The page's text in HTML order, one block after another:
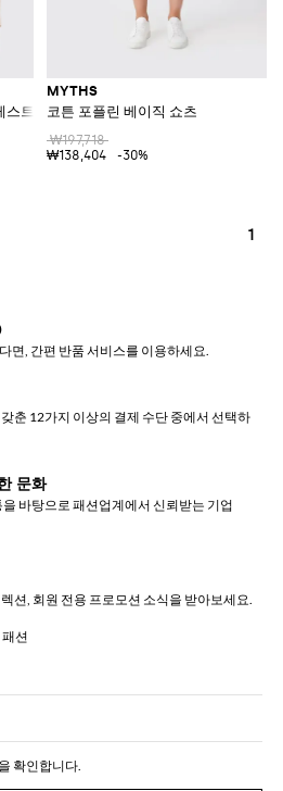
스트 블레이저
MYTHS
코튼 포플린 베이직 쇼츠
₩197,718
₩138,404
-30%
1
면, 간편 반품 서비스를 이용하세요.
춘 12가지 이상의 결제 수단 중에서 선택하
문화
바탕으로 패션업계에서 신뢰받는 기업
션, 회원 전용 프로모션 소식을 받아보세요.
션
확인합니다.